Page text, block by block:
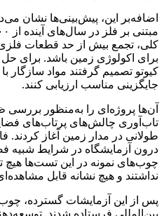
اضافه‌بر این، پیش‌بینی‌ها نشان
کلی، تجمع بیش از حد قطعات
برای اکولوژی زمین باشد. برای
کیوتو تصمیم گرفتند مواد سازگار
جایگزینی مناسب ارزیابی کنند.
آن‌ها پروژه‌ای را به‌منظور
تاب‌آوری چالش‌های پرتاب‌های
طولانی در مدار زمین آغاز
درون آزمایشگاه در شرایط شبیه
چوب‌های نمونه در این تست‌ها هیچ
نداشتند و هیچ نشانه قابل
پس از این آزمایشات گسترده،
بین‌المللی فرستاده شدند.